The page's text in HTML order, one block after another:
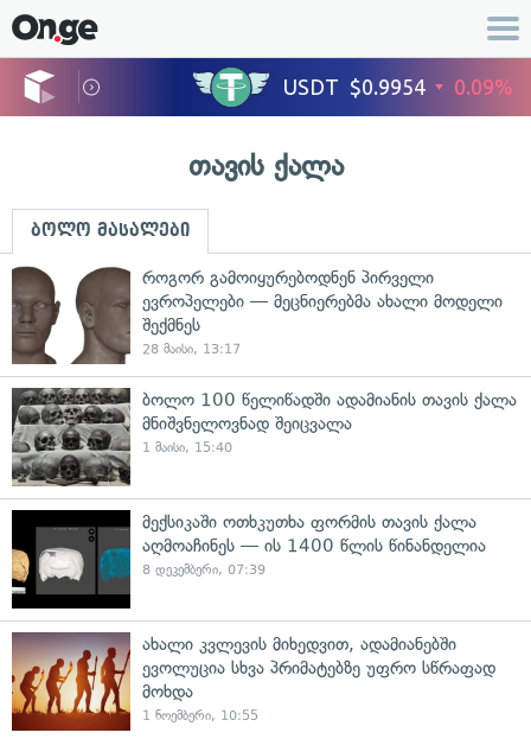
თავის ქალა
ბოლო მასალები
როგორ გამოიყურებოდნენ პირველი
ევროპელები — მეცნიერებმა ახალი მოდელი
შექმნეს
28 მაისი, 13:17
ბოლო 100 წელიწადში ადამიანის თავის ქალა
მნიშვნელოვნად შეიცვალა
1 მაისი, 15:40
მექსიკაში ოთხკუთხა ფორმის თავის ქალა
აღმოაჩინეს — ის 1400 წლის წინანდელია
8 დეკემბერი, 07:39
ახალი კვლევის მიხედვით, ადამიანებში
ევოლუცია სხვა პრიმატებზე უფრო სწრაფად
მოხდა
1 ნოემბერი, 10:55